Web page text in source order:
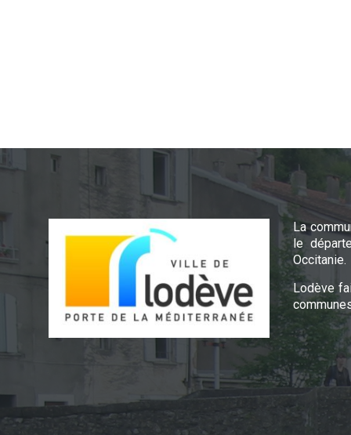
La
le
Occitanie.
Lodève